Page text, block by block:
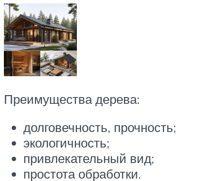
Преимущества дерева:
долговечность, прочность;
экологичность;
привлекательный вид;
простота обработки.